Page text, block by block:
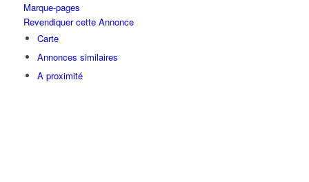
Marque-pages
Revendiquer cette Annonce
Carte
Annonces similaires
A proximité